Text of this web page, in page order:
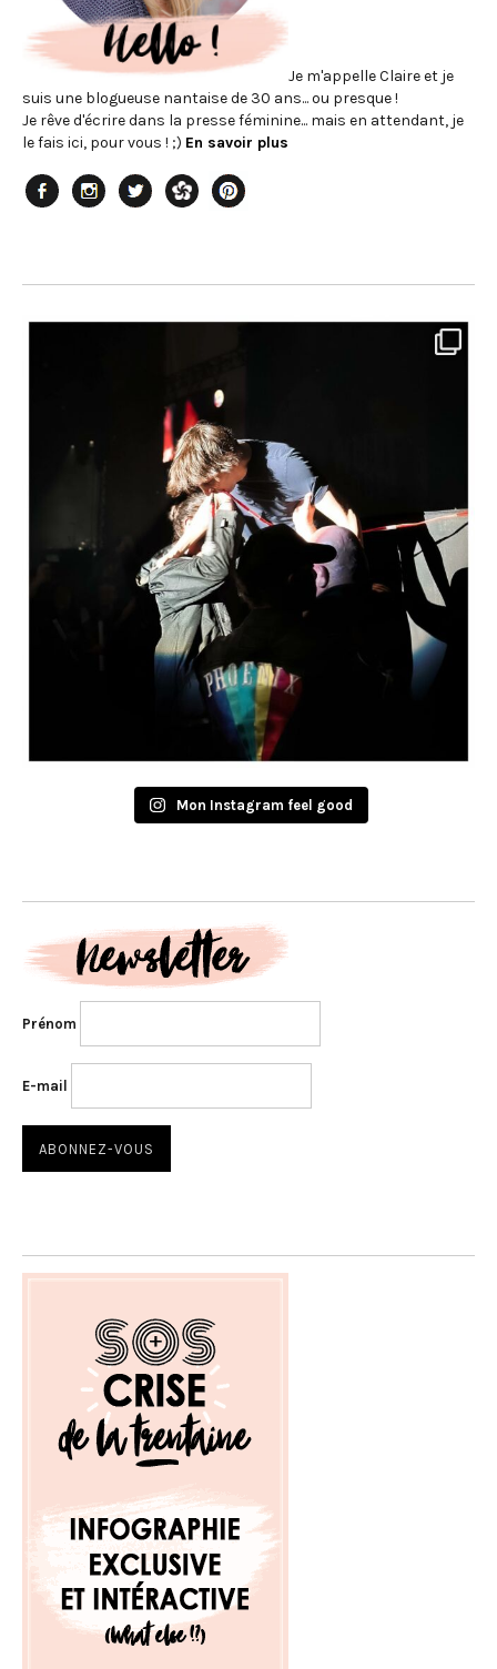
Je m'appelle Claire et je
suis une blogueuse nantaise de 30 ans... ou presque !
Je rêve d'écrire dans la presse féminine... mais en attendant, je
le fais ici, pour vous ! ;) En savoir plus
Mon Instagram feel good
Prénom
E-mail